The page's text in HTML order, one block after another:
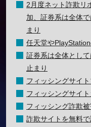
2月度ネット詐欺リ
加、証券系は全体
まり
任天堂や
証券系は全体とし
止まり
フィッシングサイ
フィッシングサイ
フィッシング詐欺
詐欺サイトを無料